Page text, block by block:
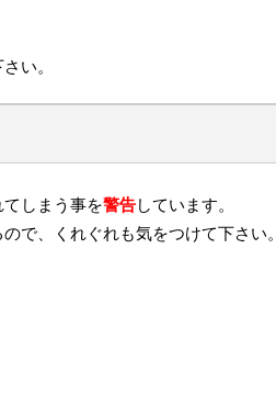
い。
しまう事を警告しています。
で、くれぐれも気をつけて下さい。